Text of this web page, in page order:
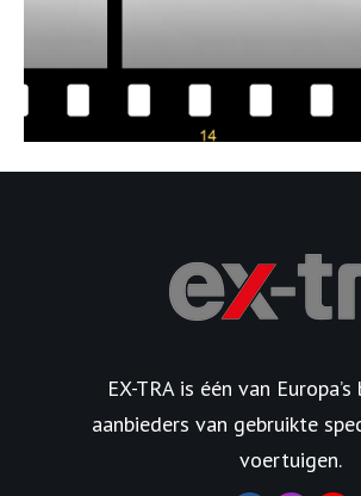
EX-TRA is één van
aanbieders van gebruikte
voertuigen.